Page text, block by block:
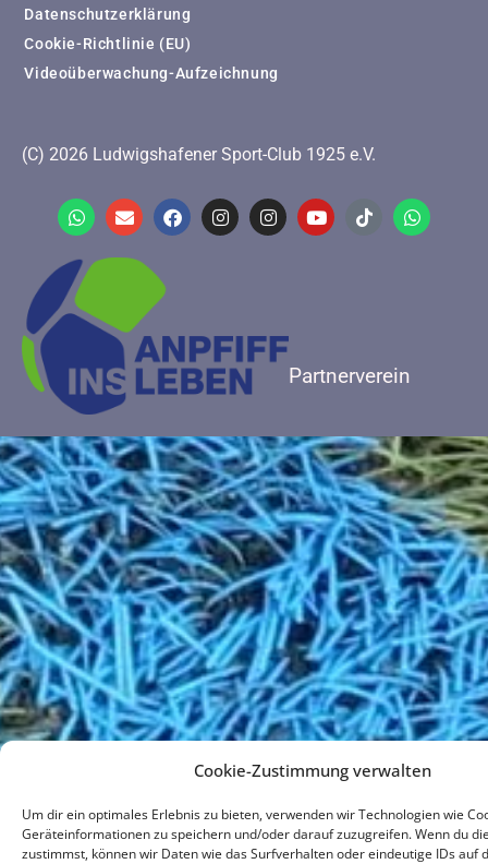
Cookie-Zustimmung verwalten
Um dir ein optimales Erlebnis zu bieten, verwenden wir Technologien wie
Geräteinformationen zu speichern und/oder darauf zuzugreifen. Wenn du
zustimmst, können wir Daten wie das Surfverhalten oder eindeutige IDs auf
Datenschutzerklärung
Cookie-Richtlinie (EU)
Videoüberwachung-Aufzeichnung
(C) 2026 Ludwigshafener Sport-Club 1925 e.V.
Partnerverein